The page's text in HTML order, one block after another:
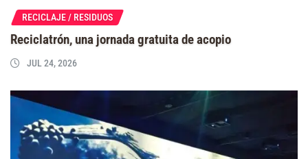
RECICLAJE / RESIDUOS
Reciclatrón, una jornada gratuita de acopio
JUL 24, 2026